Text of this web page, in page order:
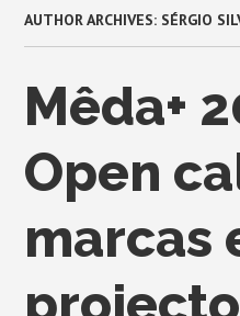
AUTHOR ARCHIVES: SÉRGIO
Mêda+
Open
marcas